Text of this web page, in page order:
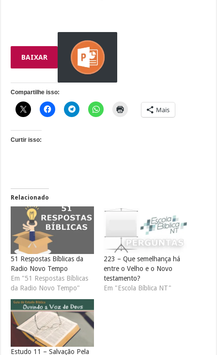
BAIXAR
Compartilhe isso:
Mais
Curtir isso:
Relacionado
51 Respostas Bíblicas da
Radio Novo Tempo
Em "51 Respostas Bíblicas
da Radio Novo Tempo"
223 – Que semelhança há
entre o Velho e o Novo
testamento?
Em "Escola Bíblica NT"
Estudo 11 – Salvação Pela